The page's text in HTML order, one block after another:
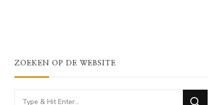
ZOEKEN OP DE WEBSITE
Looking